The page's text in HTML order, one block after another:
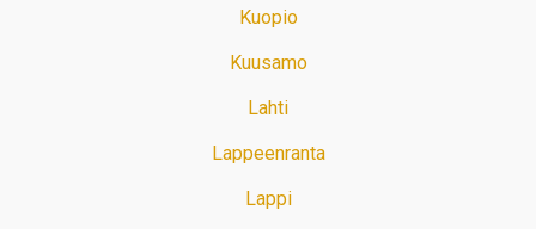
Kuopio
Kuusamo
Lahti
Lappeenranta
Lappi